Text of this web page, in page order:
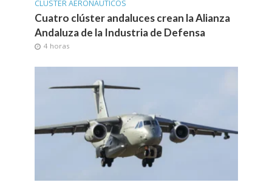
CLÚSTER AERONÁUTICOS
Cuatro clúster andaluces crean la Alianza
Andaluza de la Industria de Defensa
4 horas